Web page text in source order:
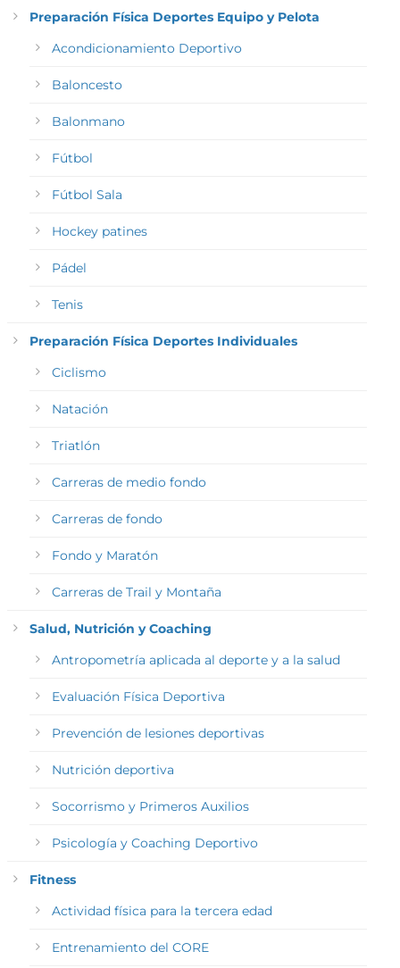
Preparación Física Deportes Equipo y Pelota
Acondicionamiento Deportivo
Baloncesto
Balonmano
Fútbol
Fútbol Sala
Hockey patines
Pádel
Tenis
Preparación Física Deportes Individuales
Ciclismo
Natación
Triatlón
Carreras de medio fondo
Carreras de fondo
Fondo y Maratón
Carreras de Trail y Montaña
Salud, Nutrición y Coaching
Antropometría aplicada al deporte y a la salud
Evaluación Física Deportiva
Prevención de lesiones deportivas
Nutrición deportiva
Socorrismo y Primeros Auxilios
Psicología y Coaching Deportivo
Fitness
Actividad física para la tercera edad
Entrenamiento del CORE